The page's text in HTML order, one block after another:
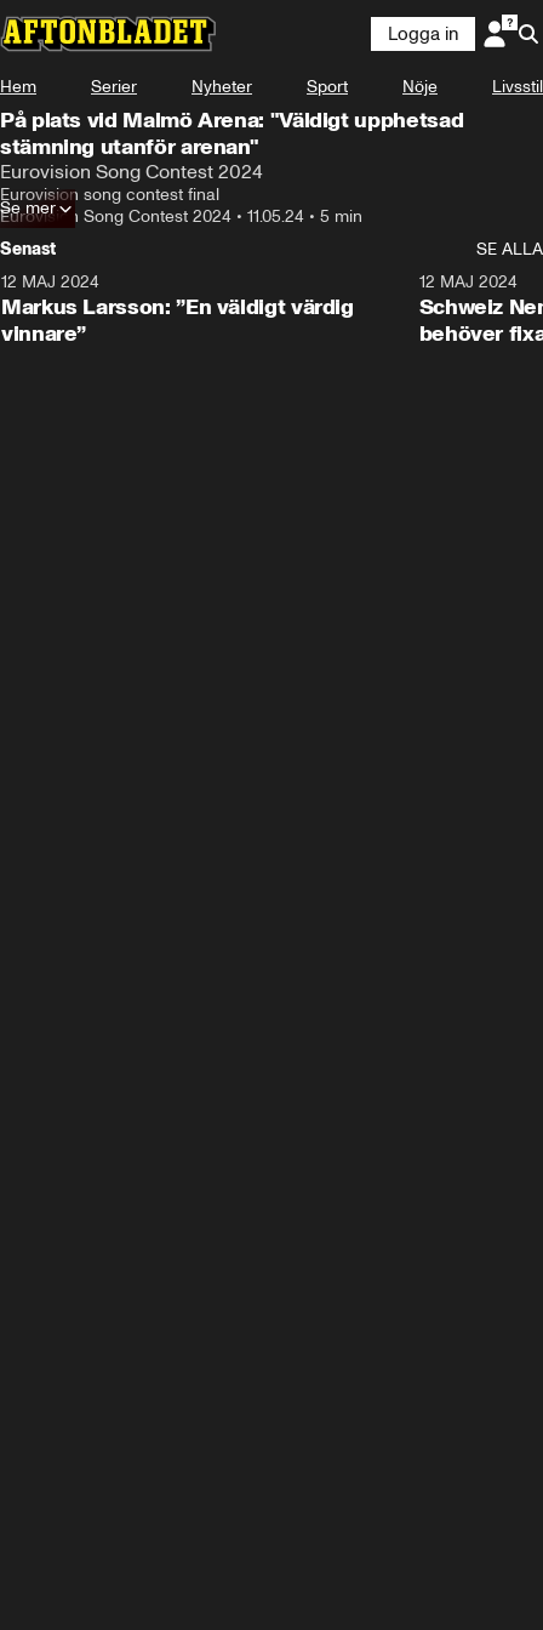
Logga in
Hem Serier Nyheter Sport Nöje Livsstil
På plats vid Malmö Arena: "Väldigt upphetsad
stämning utanför arenan"
Eurovision Song Contest 2024
Eurovision song contest final
Eurovision Song Contest 2024 • 11.05.24 • 5 min
Se mer
Senast
SE ALLA
12 MAJ 2024
Markus Larsson: ”En väldigt värdig
vinnare”
12 MAJ 2024
Schweiz
behöver